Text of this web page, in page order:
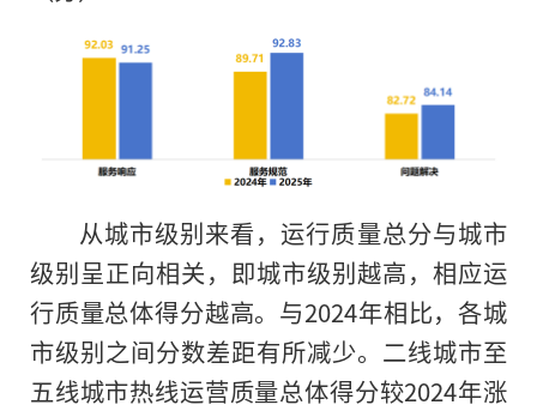
从城市级别来看，运行质量总分与城市
级别呈正向相关，即城市级别越高，相应运
行质量总体得分越高。与2024年相比，各城
市级别之间分数差距有所减少。二线城市至
五线城市热线运营质量总体得分较2024年涨